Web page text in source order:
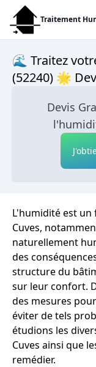
Traitement
🌊 Traitez
(52240) 🌟
Devis
L'humidité est un
Cuves,
naturellement
des
structure du
sur leur confort.
des mesures
éviter de tels
étudions les
Cuves ainsi que
remédier.